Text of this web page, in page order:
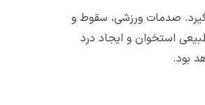
گیرد. صدمات ورزشی، سقوط و
استخوان و ایجاد درد
بود.